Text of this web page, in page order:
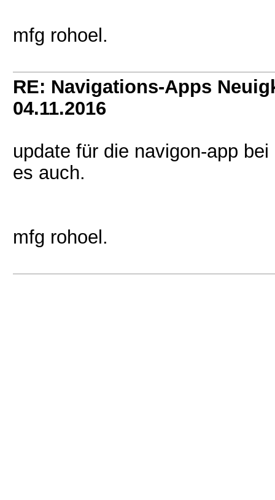
mfg rohoel.
RE: Navigations-Apps
04.11.2016
update für die navigon-app
es auch.
mfg rohoel.